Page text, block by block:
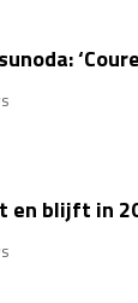
en blijft in